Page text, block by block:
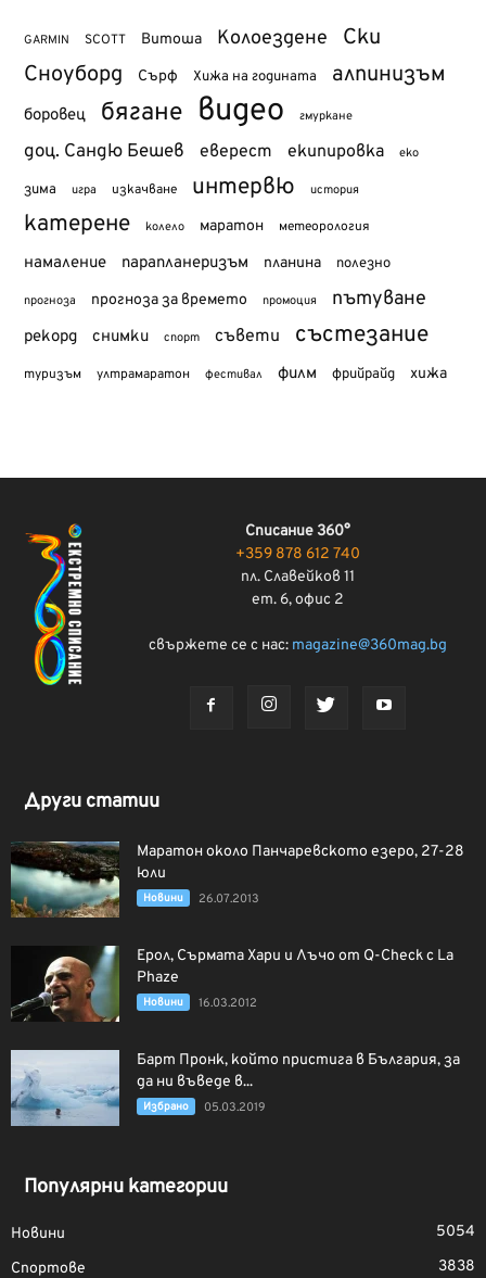
GARMIN SCOTT Витоша Колоездене Ски
Сноуборд Сърф Хижа на годината алпинизъм
боровец бягане видео гмуркане
доц. Сандю Бешев еверест екипировка еко
зима игра изкачване интервю история
катерене колело маратон метеорология
намаление парапланеризъм планина полезно
прогноза прогноза за времето промоция пътуване
рекорд снимки спорт съвети състезание
туризъм ултрамаратон фестивал филм фрийрайд хижа
Списание 360°
+359 878 612 740
пл. Славейков 11
ет. 6, офис 2
свържете се с нас: magazine@360mag.bg
Други статии
Маратон около Панчаревското езеро, 27-28
юли
Новини 26.07.2013
Ерол, Сърмата Хари и Лъчо от Q-Check с La
Phaze
Новини 16.03.2012
Барт Пронк, който пристига в България, за
да ни въведе в...
Избрано 05.03.2019
Популярни категории
Новини
5054
Спортове
3838